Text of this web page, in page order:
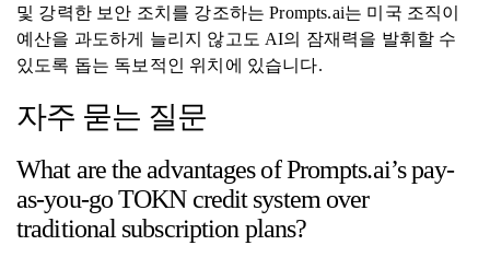
및 강력한 보안 조치를 강조하는 Prompts.ai는 미국 조직이
예산을 과도하게 늘리지 않고도 AI의 잠재력을 발휘할 수
있도록 돕는 독보적인 위치에 있습니다.
자주 묻는 질문
What are the advantages of Prompts.ai’s pay-
as-you-go TOKN credit system over
traditional subscription plans?